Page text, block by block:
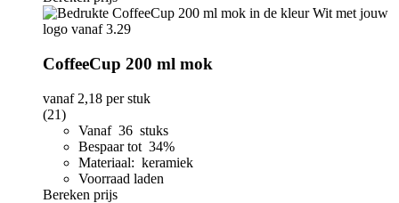
CoffeeCup 200 ml mok
vanaf 2,18 per stuk
(21)
Vanaf 36 stuks
Bespaar tot 34%
Materiaal: keramiek
Voorraad laden
Bereken prijs